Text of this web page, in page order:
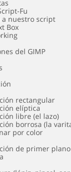
Fu
a nuestro script
Box
del GIMP
rectangular
elíptica
libre (el lazo)
borrosa (la
por color
de primer plano